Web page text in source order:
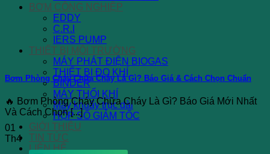
BƠM CÔNG NGHIỆP
EDDY
C.R.I
IERS PUMP
THIẾT BỊ MÔI TRƯỜNG
MÁY PHÁT ĐIỆN BIOGAS
THIẾT BỊ ĐO KHÍ
BINDER
MÁY THỔI KHÍ
Máy khuấy trục dài
HỘP SỐ GIẢM TỐC
GIỚI THIỆU
TIN TỨC
LIÊN HỆ
Bơm Phòng Cháy Chữa Cháy Là Gì? Báo Giá & Cách Chọn Chuẩn
🔥 Bơm Phòng Cháy Chữa Cháy Là Gì? Báo Giá Mới Nhất
Và Cách Chọn [...]
01
Th4